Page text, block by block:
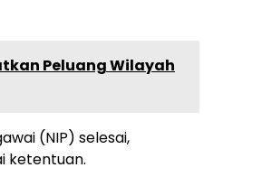
Peluang Wilayah
(NIP) selesai,
ketentuan.